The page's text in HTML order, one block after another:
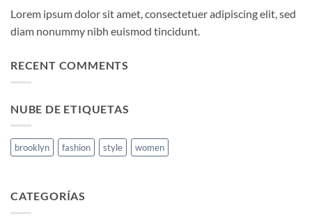
Lorem ipsum dolor sit amet, consectetuer adipiscing elit, sed
diam nonummy nibh euismod tincidunt.
RECENT COMMENTS
NUBE DE ETIQUETAS
brooklyn fashion style women
CATEGORÍAS